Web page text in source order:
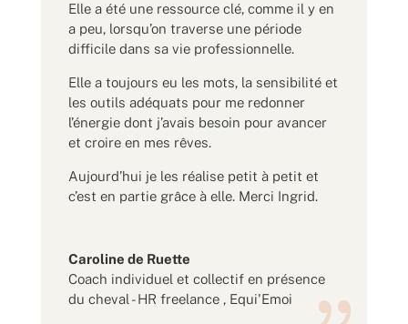
Elle a été une ressource clé, comme il y en
a peu, lorsqu’on traverse une période
difficile dans sa vie professionnelle.
Elle a toujours eu les mots, la sensibilité et
les outils adéquats pour me redonner
l’énergie dont j’avais besoin pour avancer
et croire en mes rêves.
Aujourd’hui je les réalise petit à petit et
c’est en partie grâce à elle. Merci Ingrid.
Caroline de Ruette
Coach individuel et collectif en présence
du cheval - HR freelance , Equi'Emoi